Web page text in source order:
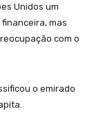
Unidos um
mas
com o
o emirado